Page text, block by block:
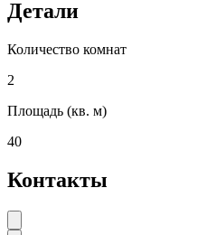
Детали
Количество комнат
2
Площадь (кв. м)
40
Контакты